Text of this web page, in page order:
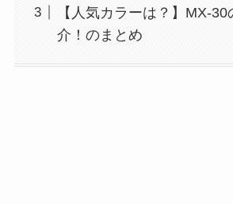
【人気カラーは？】MX-
介！のまとめ